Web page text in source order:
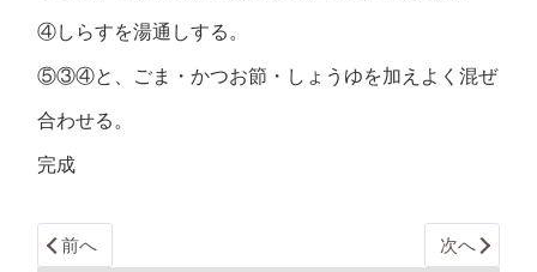
④しらすを湯通しする。
⑤③④と、ごま・かつお節・しょうゆを加えよく混ぜ
合わせる。
完成
前へ 次へ